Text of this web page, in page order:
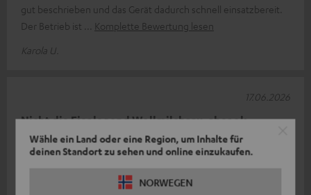
Wähle ein Land oder eine Region, um Inhalte für
deinen Standort zu sehen und online einzukaufen.
NORWEGEN
gut beschrieben und das Gerät dadurch schnell einsatzbereit.
Der Betrieb ist
Komplette Bewertung lesen
Karola U.
Nicht die Eier legend Wollmilchsau, aber ok.
Anfänglich wollte das Teil nicht. Der sensationelle Support hat
Komplette Bewertung lesen
17.06.2026